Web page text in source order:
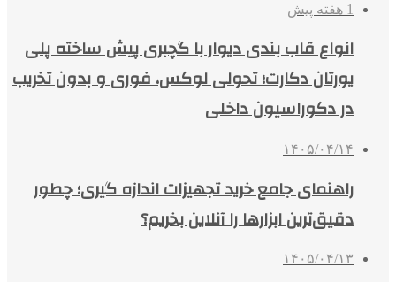
1 هفته پیش
انواع قاب بندی دیوار با گچبری پیش ساخته پلی
یورتان دکارت؛ تحولی لوکس، فوری و بدون تخریب
در دکوراسیون داخلی
۱۴۰۵/۰۴/۱۴
راهنمای جامع خرید تجهیزات اندازه گیری؛ چطور
دقیق‌ترین ابزارها را آنلاین بخریم؟
۱۴۰۵/۰۴/۱۳